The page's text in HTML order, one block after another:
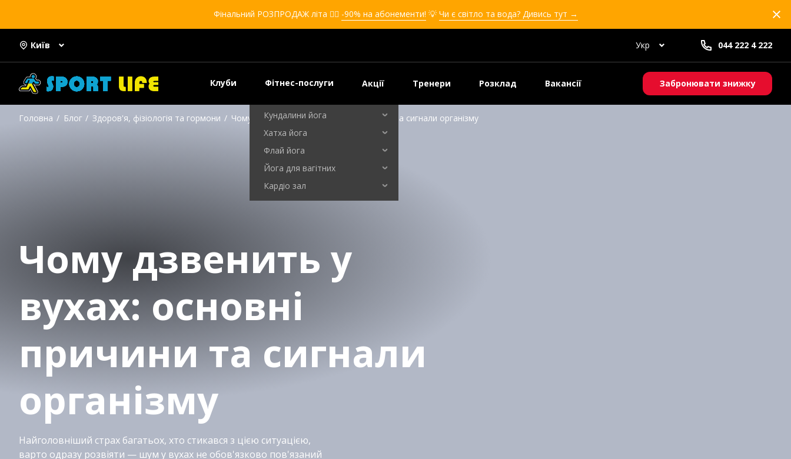
Фінальний РОЗПРОДАЖ літа ❤️‍🔥 -90% на абонементи! 💡 Чи є світло та вода? Дивись тут →
Київ Укр 044 222 4 222
Клуби Фітнес-послуги
Кікбоксинг для дівчат
Кікбоксинг для дітей
Самооборона для дівчат
Самооборона для дітей
Кундалини йога
Хатха йога
Флай йога
Йога для вагітних
Кардіо зал
Акції Тренери Розклад Вакансії Забронювати знижку
Головна Блог Здоров'я, фізіологія та гормони Чому дзвенить у вухах: основні причини та сигнали організму
Чому дзвенить у
вухах: основні
причини та сигнали
організму
Найголовніший страх багатьох, хто стикався з цією ситуацією,
варто одразу розвіяти — шум у вухах не обов'язково пов'язаний